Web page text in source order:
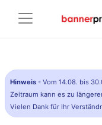
Hinweis - Vom 14.08. bis
Zeitraum kann es zu
Vielen Dank für Ihr